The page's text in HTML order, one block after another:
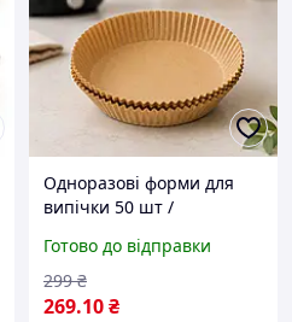
Одноразові форми для
випічки 50 шт /
160*45 / Паперові
вкладиші для
аерофритюрниці
Готово до відправки
269.10₴
299 ₴